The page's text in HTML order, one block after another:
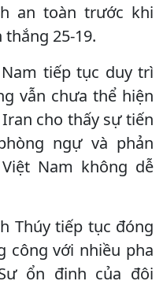
an toàn trước khi
25-19.
tiếp tục duy trì
vẫn chưa thể hiện
cho thấy sự tiến
ngự và phản
Nam không dễ
Thúy tiếp tục đóng
công với nhiều pha
ổn định của đội